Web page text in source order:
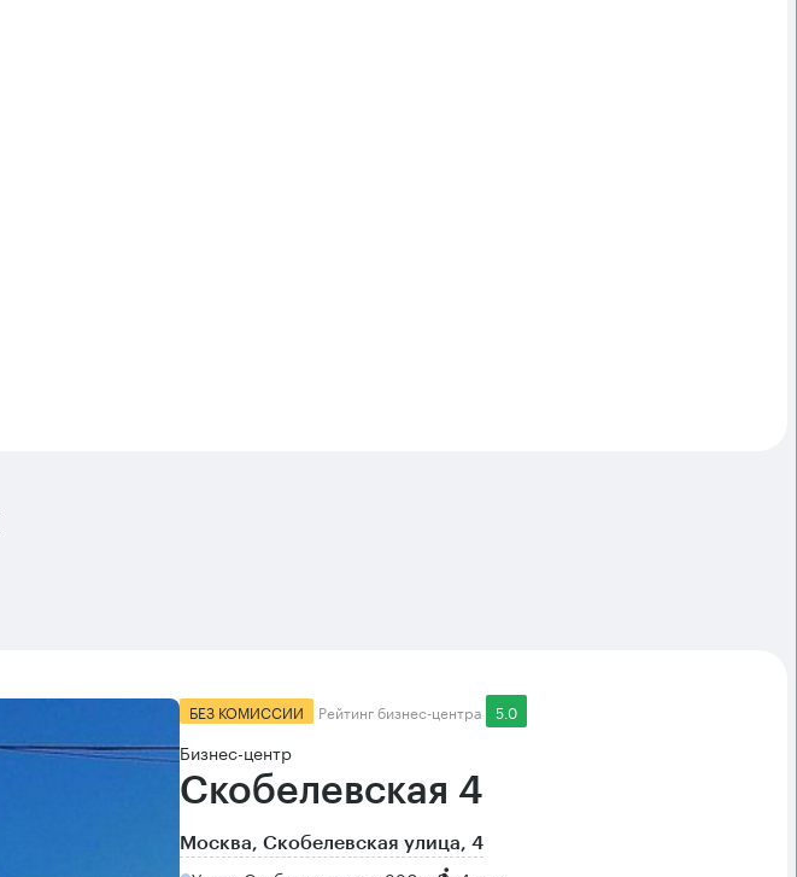
БЕЗ КОМИССИИ Рейтинг бизнес-центра 5.0
Бизнес-центр
Скобелевская 4
Москва, Скобелевская улица, 4